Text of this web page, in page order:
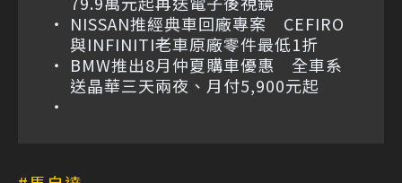
NISSAN推經典車回廠專案 CEFIRO
與INFINITI老車原廠零件最低1折
BMW推出8月仲夏購車優惠 全車系
送晶華三天兩夜、月付5,900元起